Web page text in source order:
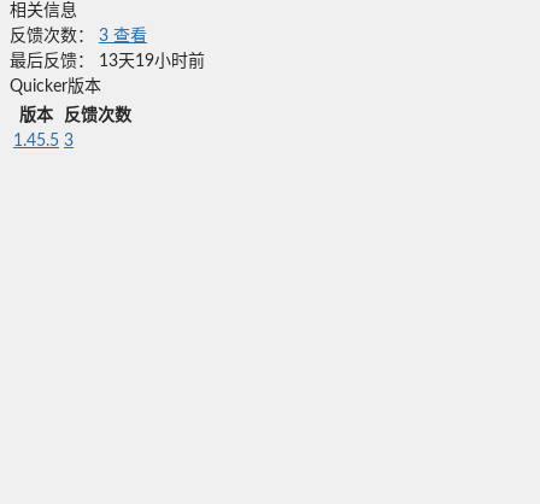
相关信息
反馈次数：
3 查看
最后反馈：
13天19小时前
Quicker版本
版本
反馈次数
1.45.5 3